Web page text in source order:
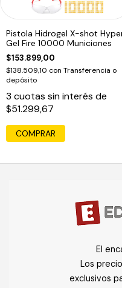
Pistola Hidrogel X-shot
Gel Fire 10000 Municiones
$153.899,00
$138.509,10 con Transferencia o
depósito
3 cuotas sin interés de
$51.299,67
COMPRAR
El
Los
exclusivos